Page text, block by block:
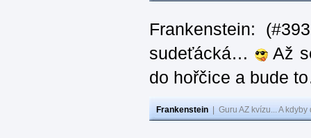
Frankenstein:
sudeťácká…
Až
do hořčice a bude
Frankenstein Guru AZ kvízu... A